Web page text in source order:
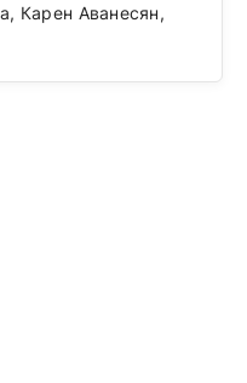
Карен Аванесян,